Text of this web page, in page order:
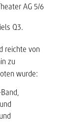
AG 5/6
Q3.
reichte von
zu
wurde: